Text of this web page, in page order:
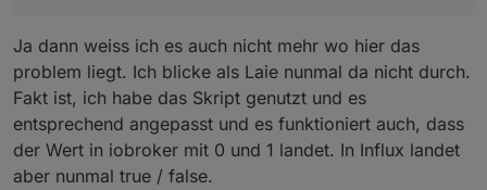
Ja dann weiss ich es auch nicht mehr wo hier das
problem liegt. Ich blicke als Laie nunmal da nicht durch.
Fakt ist, ich habe das Skript genutzt und es
entsprechend angepasst und es funktioniert auch, dass
der Wert in iobroker mit 0 und 1 landet. In Influx landet
aber nunmal true / false.